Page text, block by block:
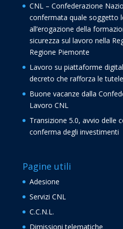
CNL – Confederazione
confermata quale soggetto
all’erogazione della
sicurezza sul lavoro nella
Regione Piemonte
Lavoro su piattaforme
decreto che rafforza le
Buone vacanze dalla
Lavoro CNL
Transizione 5.0, avvio delle
conferma degli investimenti
Pagine utili
Adesione
Servizi CNL
C.C.N.L.
Dimissioni telematiche